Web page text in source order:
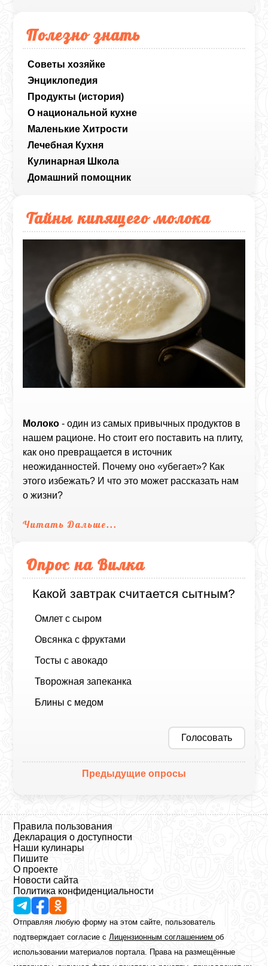
Полезно знать
Советы хозяйке
Энциклопедия
Продукты (история)
О национальной кухне
Маленькие Хитрости
Лечебная Кухня
Кулинарная Школа
Домашний помощник
Тайны кипящего молока
Молоко - один из самых привычных продуктов в
нашем рационе. Но стоит его поставить на плиту,
как оно превращается в источник
неожиданностей. Почему оно «убегает»? Как
этого избежать? И что это может рассказать нам
о жизни?
Читать Дальше...
Опрос на Вилка
Какой завтрак считается сытным?
Омлет с сыром
Овсянка с фруктами
Тосты с авокадо
Творожная запеканка
Блины с медом
Голосовать
Предыдущие опросы
Правила пользования
Декларация о доступности
Наши кулинары
Пишите
О проекте
Новости сайта
Политика конфиденциальности
Отправляя любую форму на этом сайте, пользователь
подтверждает согласие сЛицензионным соглашениемоб
использовании материалов портала. Права на размещённые